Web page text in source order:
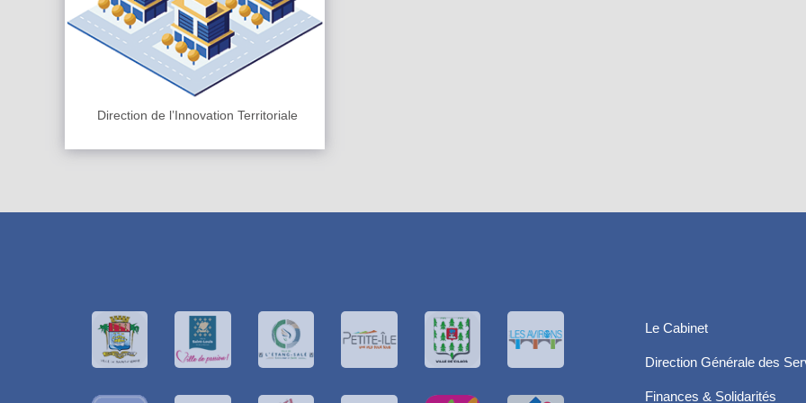
Direction de l’Innovation Territoriale
Le Cabinet
Direction Générale des
Finances & Solidarités